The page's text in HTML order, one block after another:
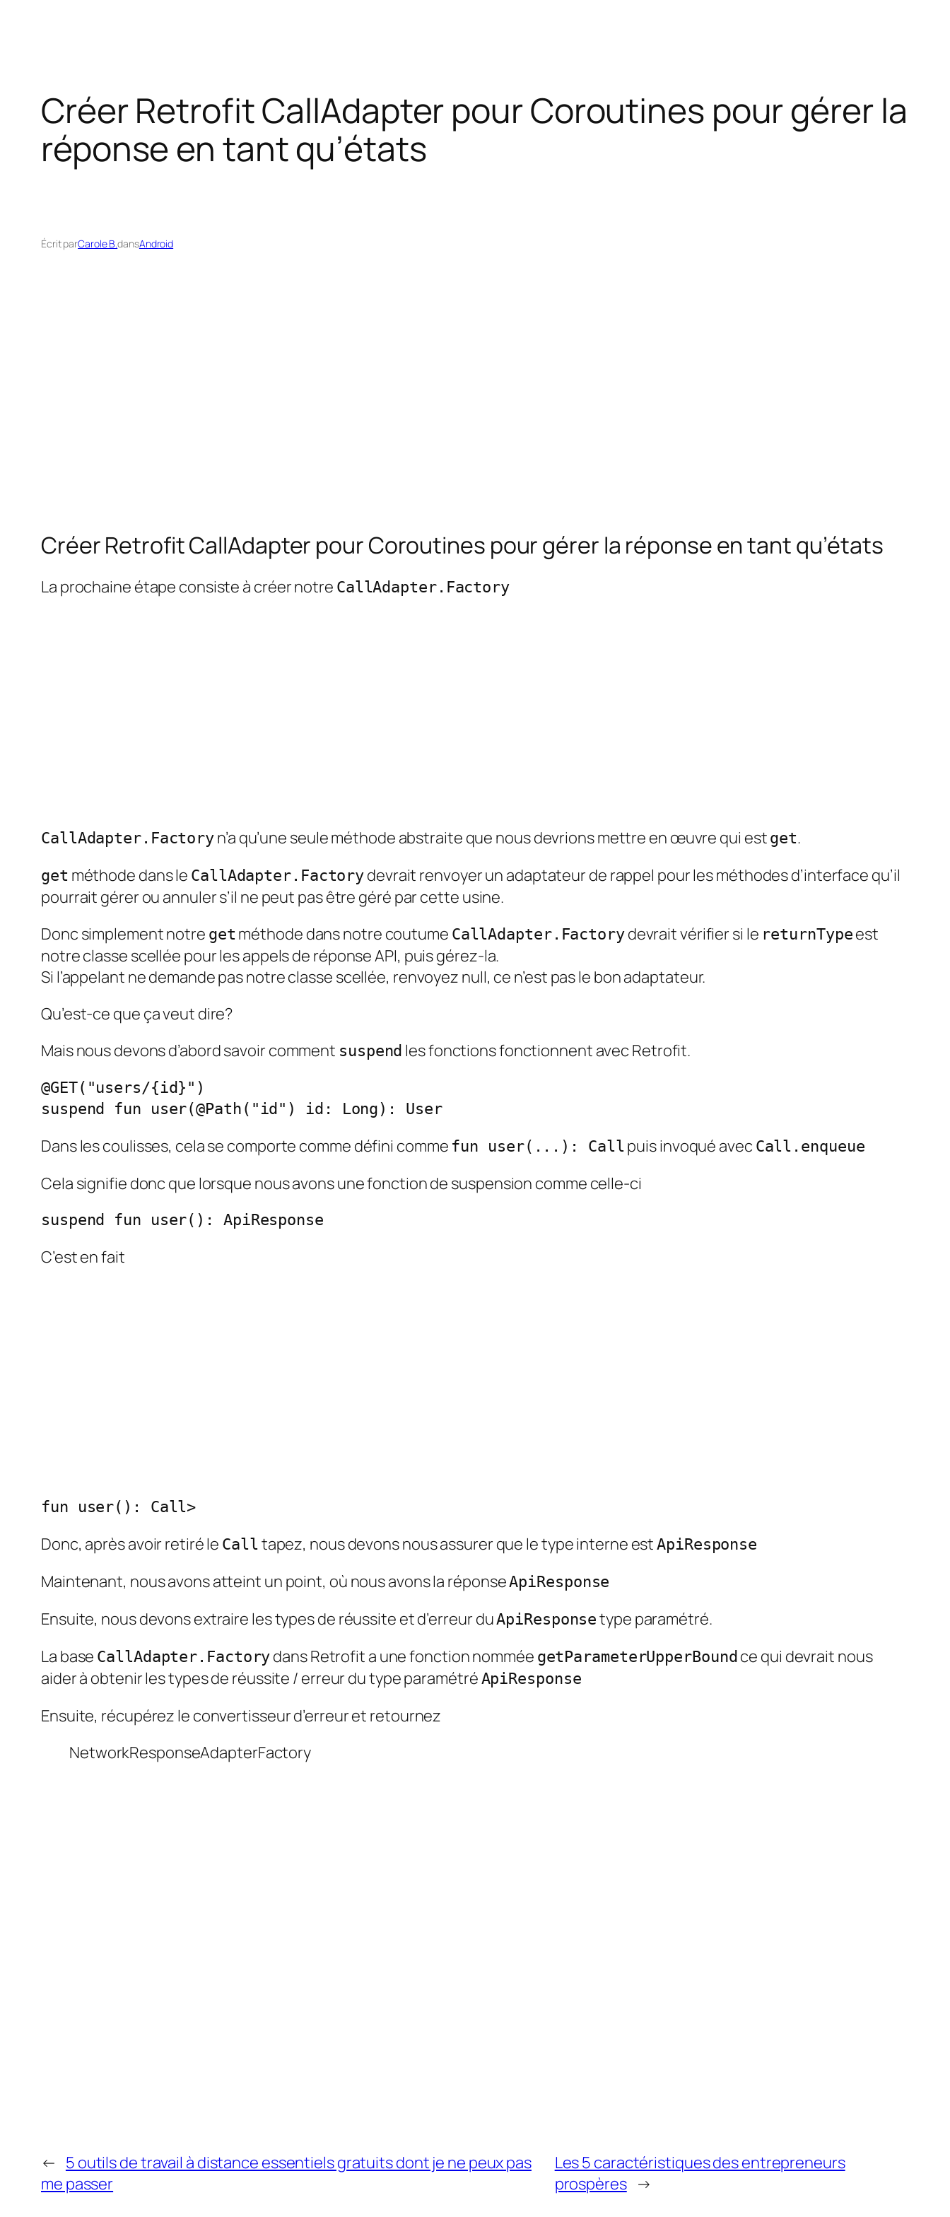
Créer Retrofit CallAdapter pour Coroutines pour gérer la
réponse en tant qu’états
Écrit parCarole B.dansAndroid
Créer Retrofit CallAdapter pour Coroutines pour gérer la réponse en tant qu’états
La prochaine étape consiste à créer notre CallAdapter.Factory
CallAdapter.Factory n’a qu’une seule méthode abstraite que nous devrions mettre en œuvre qui est get.
get méthode dans le CallAdapter.Factory devrait renvoyer un adaptateur de rappel pour les méthodes d’interface qu’il
pourrait gérer ou annuler s’il ne peut pas être géré par cette usine.
Donc simplement notre get méthode dans notre coutume CallAdapter.Factorydevrait vérifier si le returnType est
notre classe scellée pour les appels de réponse API, puis gérez-la.
Si l’appelant ne demande pas notre classe scellée, renvoyez null, ce n’est pas le bon adaptateur.
Qu’est-ce que ça veut dire?
Mais nous devons d’abord savoir comment suspend les fonctions fonctionnent avec Retrofit.
@GET("users/{id}")
suspend fun user(@Path("id") id: Long): User
Dans les coulisses, cela se comporte comme défini comme fun user(...): Call puis invoqué avec Call.enqueue
Cela signifie donc que lorsque nous avons une fonction de suspension comme celle-ci
suspend fun user(): ApiResponse
C’est en fait
fun user(): Call>
Donc, après avoir retiré le Call tapez, nous devons nous assurer que le type interne estApiResponse
Maintenant, nous avons atteint un point, où nous avons la réponseApiResponse
Ensuite, nous devons extraire les types de réussite et d’erreur duApiResponse type paramétré.
La base CallAdapter.Factory dans Retrofit a une fonction nommée getParameterUpperBound ce qui devrait nous
aider à obtenir les types de réussite / erreur du type paramétré ApiResponse
Ensuite, récupérez le convertisseur d’erreur et retournez
NetworkResponseAdapterFactory
← 5 outils de travail à distance essentiels gratuits dont je ne peux pas
me passer
Les 5 caractéristiques des entrepreneurs
prospères →